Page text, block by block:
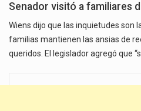
Senador visitó a familiares
Wiens dijo que las inquietudes son
familias mantienen las ansias de
queridos. El legislador agregó que